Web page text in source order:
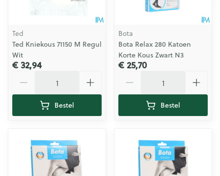
Ted
Ted Kniekous 71150 M Regul
Wit
€ 32,94
Bestel
Bota
Bota Relax 280 Katoen
Korte Kous Zwart N3
€ 25,70
Bestel